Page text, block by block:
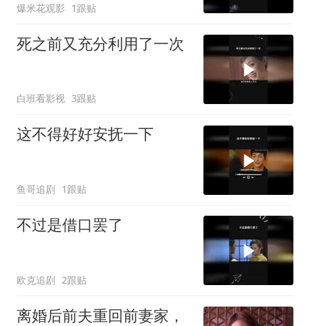
爆米花观影 1跟贴
死之前又充分利用了一次
白班看影视 3跟贴
这不得好好安抚一下
鱼哥追剧 1跟贴
不过是借口罢了
欧克追剧 2跟贴
离婚后前夫重回前妻家，